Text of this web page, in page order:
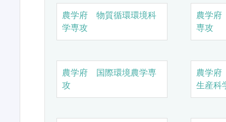
農学府 物質循環環境科
学専攻
農学
専攻
農学府 国際環境農学専
攻
農学
生産科